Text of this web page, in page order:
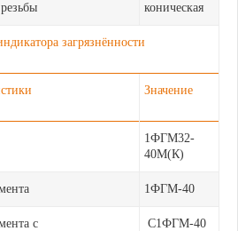
коническая
загрязнённости
Значение
1ФГМ32-
40М(К)
1ФГМ-40
с
С1ФГМ-40